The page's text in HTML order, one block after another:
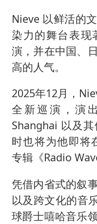
Nieve 以鲜活的
染力的舞台表现
演，并在中国、
高的人气。
2025年12月，
全新巡演，演
Shanghai 以及
时也将为他即将
专辑《Radio
凭借内省式的叙
以及跨文化的音
球爵士嘻哈音乐